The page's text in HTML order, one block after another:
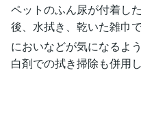
ペットのふん尿が付着し
後、水拭き、乾いた雑巾
においなどが気になるよ
白剤での拭き掃除も併用